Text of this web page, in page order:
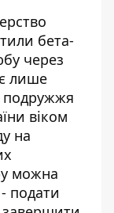
бета-
через
лише
подружжя
віком
на
можна
подати